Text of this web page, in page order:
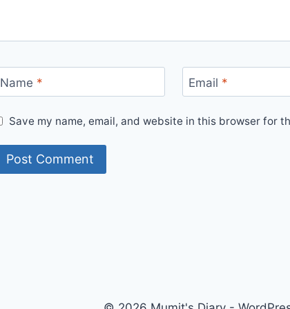
Name * Email *
Save my name, email, and website in this browser for